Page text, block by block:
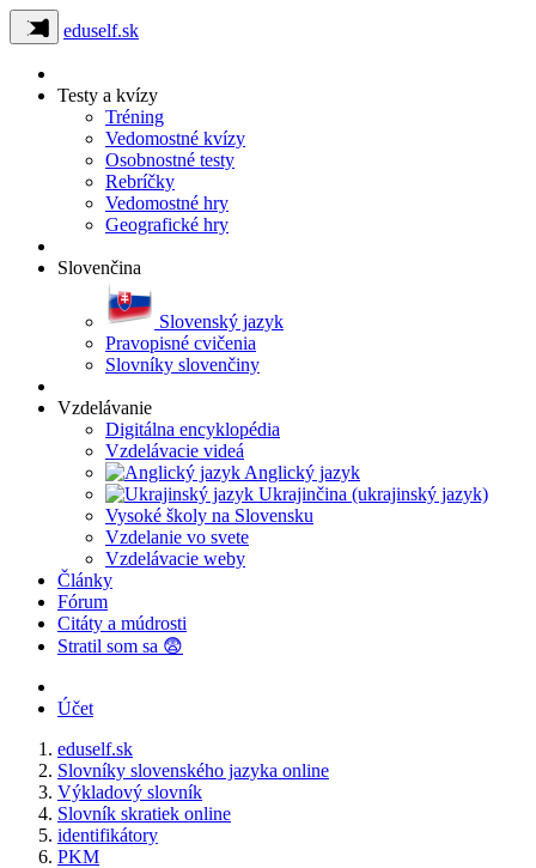
eduself.sk
Testy a kvízy
Tréning
Vedomostné kvízy
Osobnostné testy
Rebríčky
Vedomostné hry
Geografické hry
Slovenčina
Slovenský jazyk
Pravopisné cvičenia
Slovníky slovenčiny
Vzdelávanie
Digitálna encyklopédia
Vzdelávacie videá
Anglický jazyk
Ukrajinčina (ukrajinský jazyk)
Vysoké školy na Slovensku
Vzdelanie vo svete
Vzdelávacie weby
Články
Fórum
Citáty a múdrosti
Stratil som sa 😨
Účet
eduself.sk
Slovníky slovenského jazyka online
Výkladový slovník
Slovník skratiek online
identifikátory
PKM